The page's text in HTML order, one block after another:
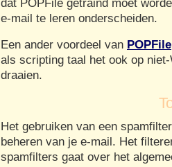
dat POPFile getraind moet
e-mail te leren onderscheiden.
Een ander voordeel van POPFile
als scripting taal het ook op
draaien.
Het gebruiken van een
beheren van je e-mail. Het
spamfilters gaat over het